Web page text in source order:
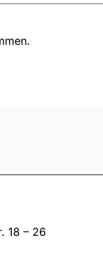
18 – 26